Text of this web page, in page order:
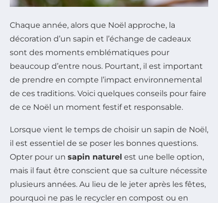
Chaque année, alors que Noël approche, la
décoration d’un sapin et l’échange de cadeaux
sont des moments emblématiques pour
beaucoup d’entre nous. Pourtant, il est important
de prendre en compte l’impact environnemental
de ces traditions. Voici quelques conseils pour faire
de ce Noël un moment festif et responsable.
Lorsque vient le temps de choisir un sapin de Noël,
il est essentiel de se poser les bonnes questions.
Opter pour un sapin naturel est une belle option,
mais il faut être conscient que sa culture nécessite
plusieurs années. Au lieu de le jeter après les fêtes,
pourquoi ne pas le recycler en compost ou en